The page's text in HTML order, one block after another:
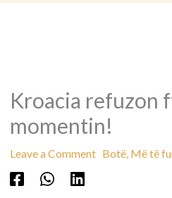
Kroacia refuzon
momentin!
Leave a Comment Botë, Më të